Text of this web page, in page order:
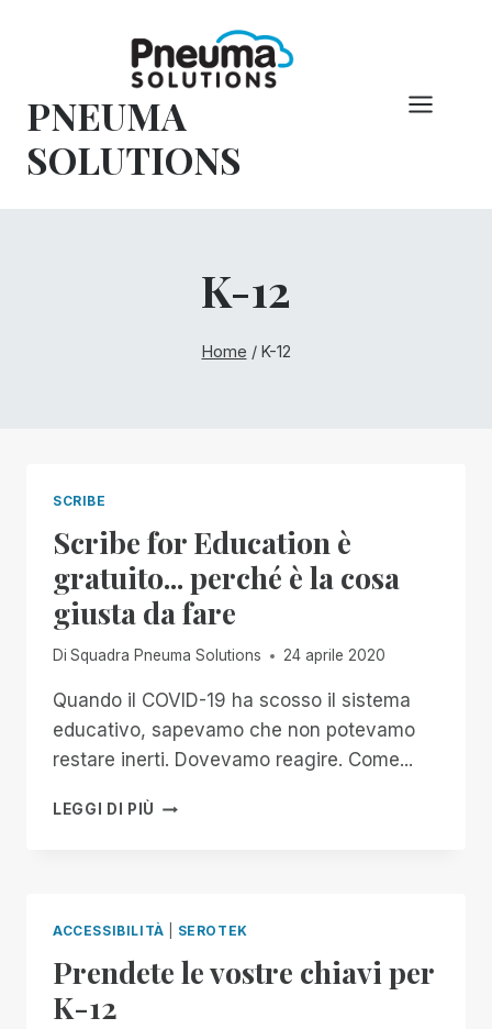
PNEUMA
SOLUTIONS
K-12
Home / K-12
SCRIBE
Scribe for Education è
gratuito... perché è la cosa
giusta da fare
Di Squadra Pneuma Solutions 24 aprile 2020
Quando il COVID-19 ha scosso il sistema
educativo, sapevamo che non potevamo
restare inerti. Dovevamo reagire. Come...
LEGGI DI PIÙ SCRIBE
PERCHÉ
LA
COSA
ACCESSIBILITÀ SEROTEK
Prendete le vostre chiavi per
K-12